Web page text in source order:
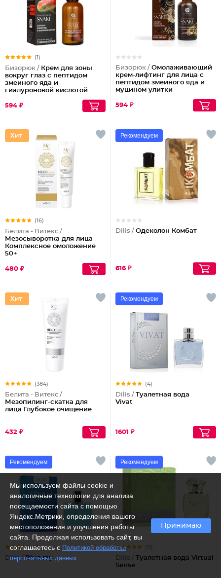
(1)
Бизорюк / Крем для зоны
вокруг глаз с пептидом
змеиного яда и
гиалуроновой кислотой
594 ₽
Бизорюк / Омолаживающий
крем-лифтинг для лица с
пептидом змеиного яда и
муцином улитки
594 ₽
(16)
Белита - Витекс /
Мезосыворотка для лица
Комплексное омоложение
50+
480 ₽
Рекомендуем
Dilis / Одеколон Комбат
616 ₽
(384)
Белита - Витекс /
Мезопилинг-скатка для
лица Глубокое очищение
432 ₽
Рекомендуем
(4)
Dilis / Туалетная вода
Vivat
1601 ₽
Рекомендуем
(1)
Dilis /Blue ray
Рекомендуем
(11)
Dilis / Туалетная вода Virtual
Sense
Мы используем файлы cookie и
аналогичные технологии для анализа
посещаемости сайта с помощью
Яндекс.Метрики, определения вашего
местоположения и улучшения работы
сайта. Продолжая использовать сайт, вы
соглашаетесь с Политикой обработки
персональных данных
Принимаю